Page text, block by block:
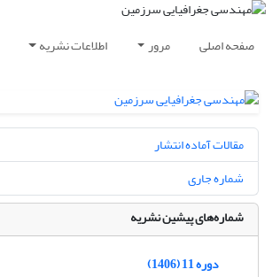
صفحه اصلی مرور اطلاعات نشریه
مقالات آماده انتشار
شماره جاری
شماره‌های پیشین نشریه
دوره 11 (1406)